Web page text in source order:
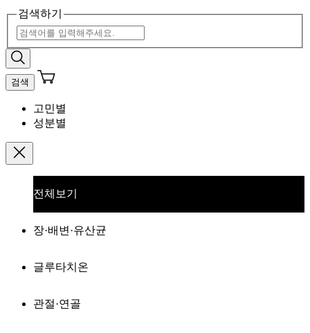
검색하기
검색
고민별
성분별
전체보기
장·배변·유산균
글루타치온
관절·연골